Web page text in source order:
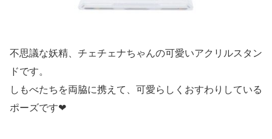
不思議な妖精、チェチェナちゃんの可愛いアクリルスタン
ドです。
しもべたちを両脇に携えて、可愛らしくおすわりしている
ポーズです❤